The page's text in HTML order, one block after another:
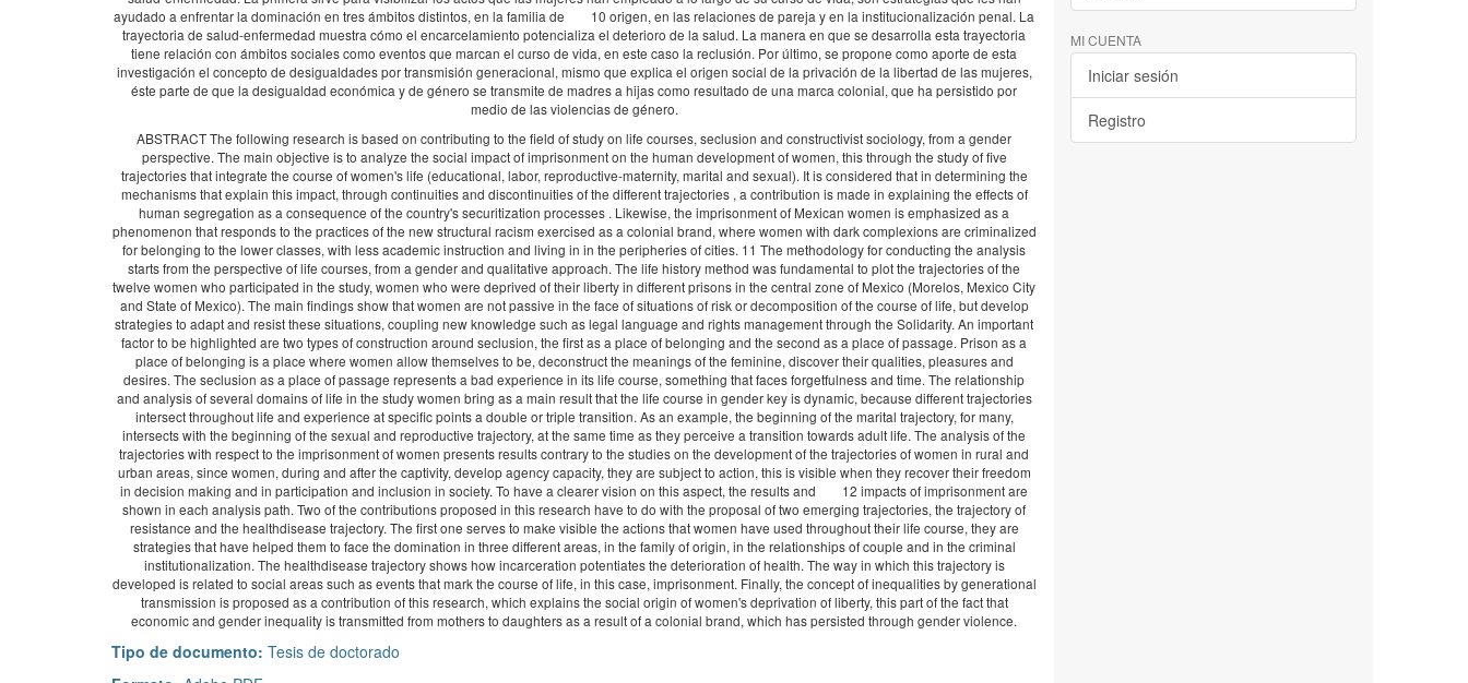
ayudado a enfrentar la dominación en tres ámbitos distintos, en la familia de 10 origen, en las relaciones de pareja y en la institucionalización penal. La
trayectoria de salud-enfermedad muestra cómo el encarcelamiento potencializa el deterioro de la salud. La manera en que se desarrolla esta trayectoria
tiene relación con ámbitos sociales como eventos que marcan el curso de vida, en este caso la reclusión. Por último, se propone como aporte de esta
investigación el concepto de desigualdades por transmisión generacional, mismo que explica el origen social de la privación de la libertad de las mujeres,
éste parte de que la desigualdad económica y de género se transmite de madres a hijas como resultado de una marca colonial, que ha persistido por
medio de las violencias de género.
ABSTRACT The following research is based on contributing to the field of study on life courses, seclusion and constructivist sociology, from a gender
perspective. The main objective is to analyze the social impact of imprisonment on the human development of women, this through the study of five
trajectories that integrate the course of women's life (educational, labor, reproductive-maternity, marital and sexual). It is considered that in determining the
mechanisms that explain this impact, through continuities and discontinuities of the different trajectories , a contribution is made in explaining the effects of
human segregation as a consequence of the country's securitization processes . Likewise, the imprisonment of Mexican women is emphasized as a
phenomenon that responds to the practices of the new structural racism exercised as a colonial brand, where women with dark complexions are criminalized
for belonging to the lower classes, with less academic instruction and living in in the peripheries of cities. 11 The methodology for conducting the analysis
starts from the perspective of life courses, from a gender and qualitative approach. The life history method was fundamental to plot the trajectories of the
twelve women who participated in the study, women who were deprived of their liberty in different prisons in the central zone of Mexico (Morelos, Mexico City
and State of Mexico). The main findings show that women are not passive in the face of situations of risk or decomposition of the course of life, but develop
strategies to adapt and resist these situations, coupling new knowledge such as legal language and rights management through the Solidarity. An important
factor to be highlighted are two types of construction around seclusion, the first as a place of belonging and the second as a place of passage. Prison as a
place of belonging is a place where women allow themselves to be, deconstruct the meanings of the feminine, discover their qualities, pleasures and
desires. The seclusion as a place of passage represents a bad experience in its life course, something that faces forgetfulness and time. The relationship
and analysis of several domains of life in the study women bring as a main result that the life course in gender key is dynamic, because different trajectories
intersect throughout life and experience at specific points a double or triple transition. As an example, the beginning of the marital trajectory, for many,
intersects with the beginning of the sexual and reproductive trajectory, at the same time as they perceive a transition towards adult life. The analysis of the
trajectories with respect to the imprisonment of women presents results contrary to the studies on the development of the trajectories of women in rural and
urban areas, since women, during and after the captivity, develop agency capacity, they are subject to action, this is visible when they recover their freedom
in decision making and in participation and inclusion in society. To have a clearer vision on this aspect, the results and 12 impacts of imprisonment are
shown in each analysis path. Two of the contributions proposed in this research have to do with the proposal of two emerging trajectories, the trajectory of
resistance and the healthdisease trajectory. The first one serves to make visible the actions that women have used throughout their life course, they are
strategies that have helped them to face the domination in three different areas, in the family of origin, in the relationships of couple and in the criminal
institutionalization. The healthdisease trajectory shows how incarceration potentiates the deterioration of health. The way in which this trajectory is
developed is related to social areas such as events that mark the course of life, in this case, imprisonment. Finally, the concept of inequalities by generational
transmission is proposed as a contribution of this research, which explains the social origin of women's deprivation of liberty, this part of the fact that
economic and gender inequality is transmitted from mothers to daughters as a result of a colonial brand, which has persisted through gender violence.
Tipo de documento: Tesis de doctorado
MI CUENTA
Iniciar sesión
Registro